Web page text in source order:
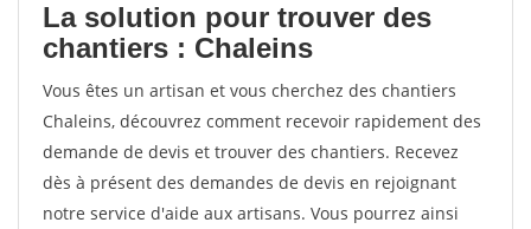
La solution pour trouver des
chantiers : Chaleins
Vous êtes un artisan et vous cherchez des chantiers
Chaleins, découvrez comment recevoir rapidement des
demande de devis et trouver des chantiers. Recevez
dès à présent des demandes de devis en rejoignant
notre service d'aide aux artisans. Vous pourrez ainsi